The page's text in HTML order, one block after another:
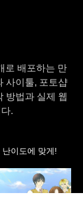
로 배포하는 만
사이툴, 포토샵
방법과 실제 웹
.
이도에 맞게!